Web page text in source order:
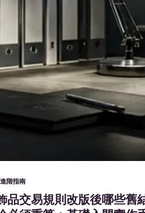
進階指南
品交易規則改版後哪些舊